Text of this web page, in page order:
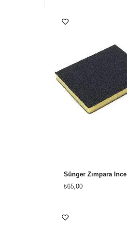
Sünger Zımpara İnce
₺65,00